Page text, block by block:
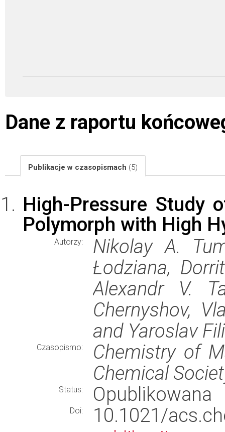
Dane z raportu
Publikacje w czasopismach (5)
High-Pressure Study
Polymorph with High
Autorzy:
Nikolay A.
Łodziana,
Alexandr V.
Chernyshov,
and Yaroslav
Czasopismo:
Chemistry of
Chemical
Status: Opublikowana
Doi: 10.1021/